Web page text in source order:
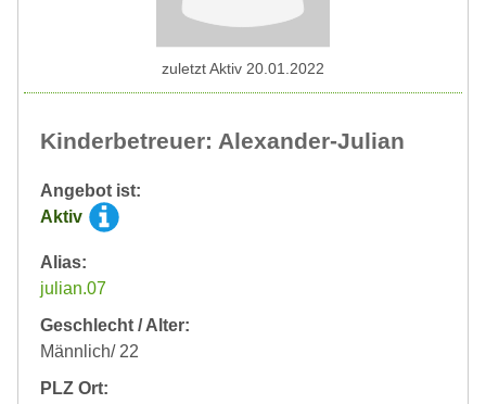
Kinderbetreuer: Alexander-Julian
Angebot ist:
Aktiv
Alias:
julian.07
Geschlecht / Alter:
Männlich/ 22
PLZ Ort:
zuletzt Aktiv 20.01.2022